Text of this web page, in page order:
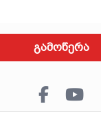
გამოწერა